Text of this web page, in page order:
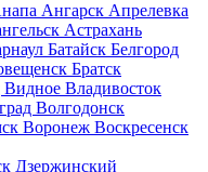
Ангарск Апрелевка
Астрахань
Батайск Белгород
Братск
Видное Владивосток
Волгодонск
Воронеж Воскресенск
Дзержинский